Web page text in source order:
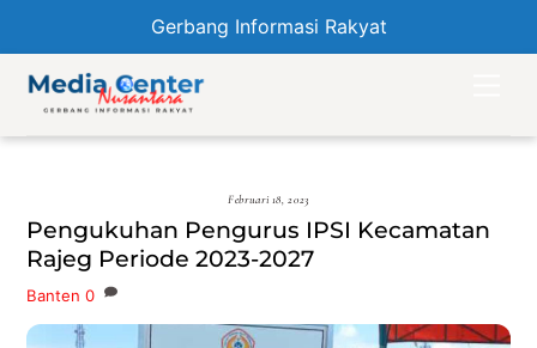
Gerbang Informasi Rakyat
content
Februari 18, 2023
Pengukuhan Pengurus IPSI Kecamatan
Rajeg Periode 2023-2027
Banten 0